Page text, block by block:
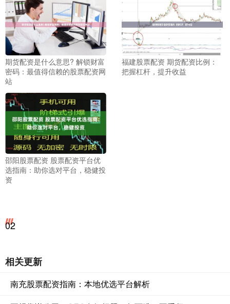
期货配资是什么意思? 解锁财富
密码：最值得信赖的股票配资网
站
福建股票配资 期货配资比例：
把握杠杆，提升收益
邵阳股票配资 股票配资平台优
选指南：助你选对平台，稳健投
资
02
相关更新
南充股票配资指南：本地优选平台解析